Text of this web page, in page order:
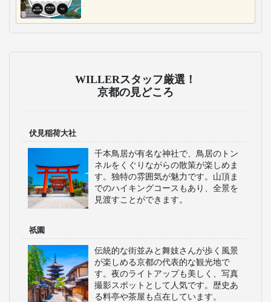
WILLERスタッフ厳選！
京都の見どころ
伏見稲荷大社
千本鳥居が有名な神社で、鳥居のトン
ネルをくぐりながらの散策が楽しめま
す。独特の雰囲気が魅力です。山頂ま
でのハイキングコースもあり、全景を
見渡すことができます。
祇園
伝統的な街並みと舞妓さんが歩く風景
が楽しめる京都の代表的な観光地で
す。夜のライトアップも美しく、写真
撮影スポットとして人気です。歴史あ
る料亭や茶屋も点在しています。